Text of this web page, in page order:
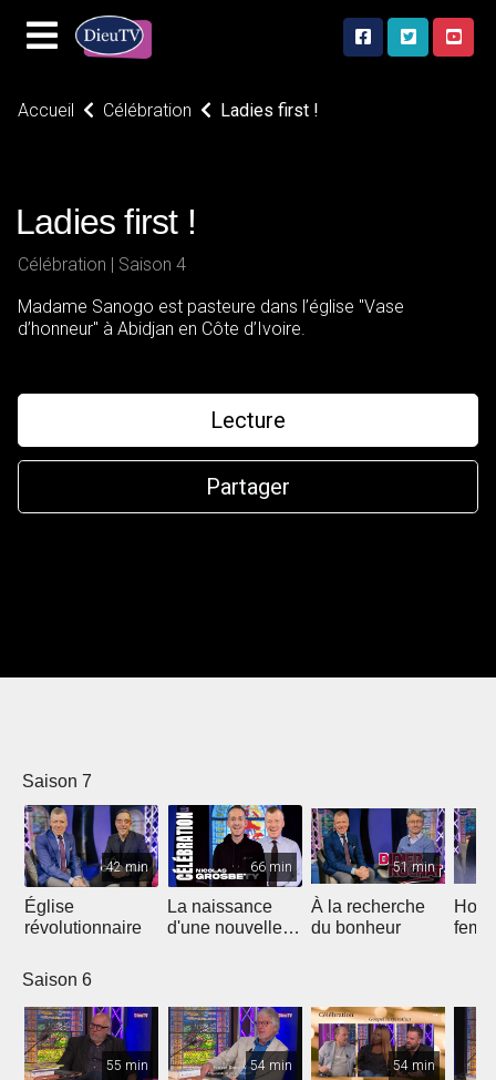
Accueil Célébration Ladies first !
Ladies first !
Célébration | Saison 4
Madame Sanogo est pasteure dans l’église "Vase
d’honneur" à Abidjan en Côte d’Ivoire.
Lecture
Partager
Saison 7
42 min
Église
révolutionnaire
66 min
La naissance
d'une nouvelle
51 min
À la recherche
du bonheur
Saison 6
55 min 54 min 54 min